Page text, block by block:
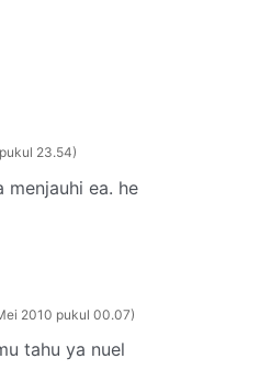
23.54
menjauhi ea. he
2010 pukul 00.07
tahu ya nuel